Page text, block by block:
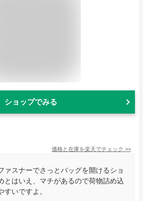
ショップでみる
価格と在庫を楽天でチェック >>
ァスナーでさっとバッグを開けるショ
とはいえ、マチがあるので荷物詰め込
いですよ。